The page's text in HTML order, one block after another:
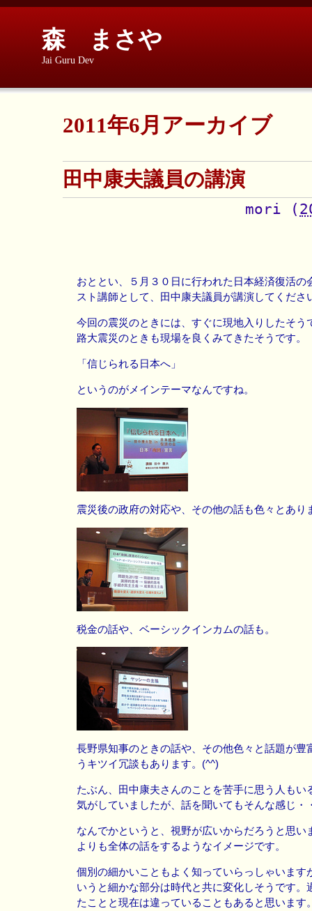
森 まさや
Jai Guru Dev
2011年6月アーカイブ
田中康夫議員の講演
mori (
おととい、５月３０日に行われた日本経済復活の
スト講師として、田中康夫議員が講演してくださ
今回の震災のときには、すぐに現地入りしたそう
路大震災のときも現場を良くみてきたそうです。
「信じられる日本へ」
というのがメインテーマなんですね。
震災後の政府の対応や、その他の話も色々とあり
税金の話や、ベーシックインカムの話も。
長野県知事のときの話や、その他色々と話題が豊
うキツイ冗談もあります。(^^)
たぶん、田中康夫さんのことを苦手に思う人もい
気がしていましたが、話を聞いてもそんな感じ・
なんでかというと、視野が広いからだろうと思い
よりも全体の話をするようなイメージです。
個別の細かいこともよく知っていらっしゃいます
いうと細かな部分は時代と共に変化しそうです。
たことと現在は違っていることもあると思います